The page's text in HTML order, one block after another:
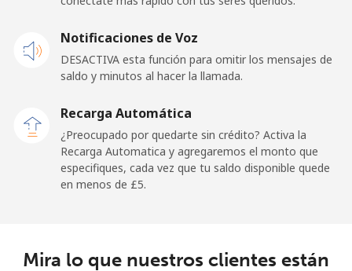
Sao Tome And Principe
country
⁦165.9p⁩
Saudi Arabia
Notificaciones de Voz
DESACTIVA esta función para omitir los mensajes de
saldo y minutos al hacer la llamada.
Recarga Automática
¿Preocupado por quedarte sin crédito? Activa la
Recarga Automatica y agregaremos el monto que
especifiques, cada vez que tu saldo disponible quede
en menos de ⁦£5⁩.
Mira lo que nuestros clientes están